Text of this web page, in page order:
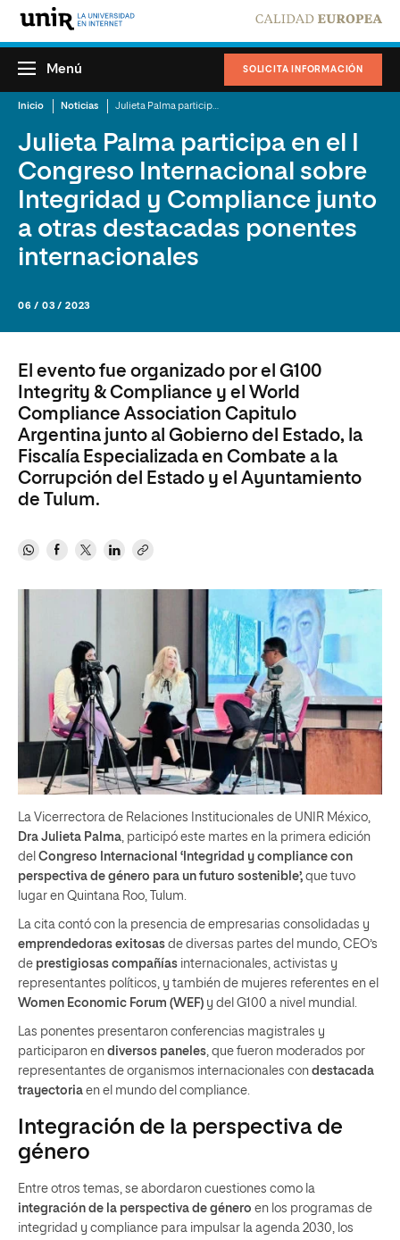
SOLICITA INFORMACIÓN
Menú
Inicio Noticias
Julieta Palma participa en el I
Congreso Internacional sobre
Integridad y Compliance junto
a otras destacadas ponentes
internacionales
06 / 03 / 2023
El evento fue organizado por el G100
Integrity & Compliance y el World
Compliance Association Capitulo
Argentina junto al Gobierno del Estado, la
Fiscalía Especializada en Combate a la
Corrupción del Estado y el Ayuntamiento
de Tulum.
La Vicerrectora de Relaciones Institucionales de UNIR México,
Dra Julieta Palma , participó este martes en la primera edición
del Congreso Internacional ‘Integridad y compliance con
perspectiva de género para un futuro sostenible’, que tuvo
lugar en Quintana Roo, Tulum.
La cita contó con la presencia de empresarias consolidadas y
emprendedoras exitosas de diversas partes del mundo, CEO’s
de prestigiosas compañías internacionales, activistas y
representantes políticos, y también de mujeres referentes en el
Women Economic Forum (WEF) y del G100 a nivel mundial.
Las ponentes presentaron conferencias magistrales y
participaron en diversos paneles , que fueron moderados por
representantes de organismos internacionales con destacada
trayectoria en el mundo del compliance.
Integración de la perspectiva de
género
Entre otros temas, se abordaron cuestiones como la
integración de la perspectiva de género en los programas de
integridad y compliance para impulsar la agenda 2030, los